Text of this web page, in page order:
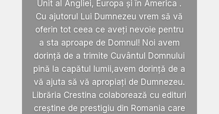
Unit al Angliei, Europa și în America .
Cu ajutorul Lui Dumnezeu vrem să vă
oferin tot ceea ce aveți nevoie pentru
a sta aproape de Domnul! Noi avem
dorință de a trimite Cuvântul Domnului
pină la capătul lumii,avem dorință de a
vă ajuta să vă apropiați de Dumnezeu.
Librăria Crestina colaborează cu edituri
creștine de prestigiu din Romania care